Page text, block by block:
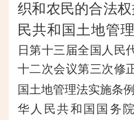
织和农民的合法
民共和国土地管
日第十三届全国人民
十二次会议第三次修
国土地管理法实施条例
华人民共和国国务